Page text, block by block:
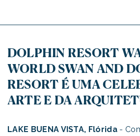
DOLPHIN RESORT
WORLD SWAN AND
RESORT É UMA
ARTE E DA
LAKE BUENA VISTA, Flórida -